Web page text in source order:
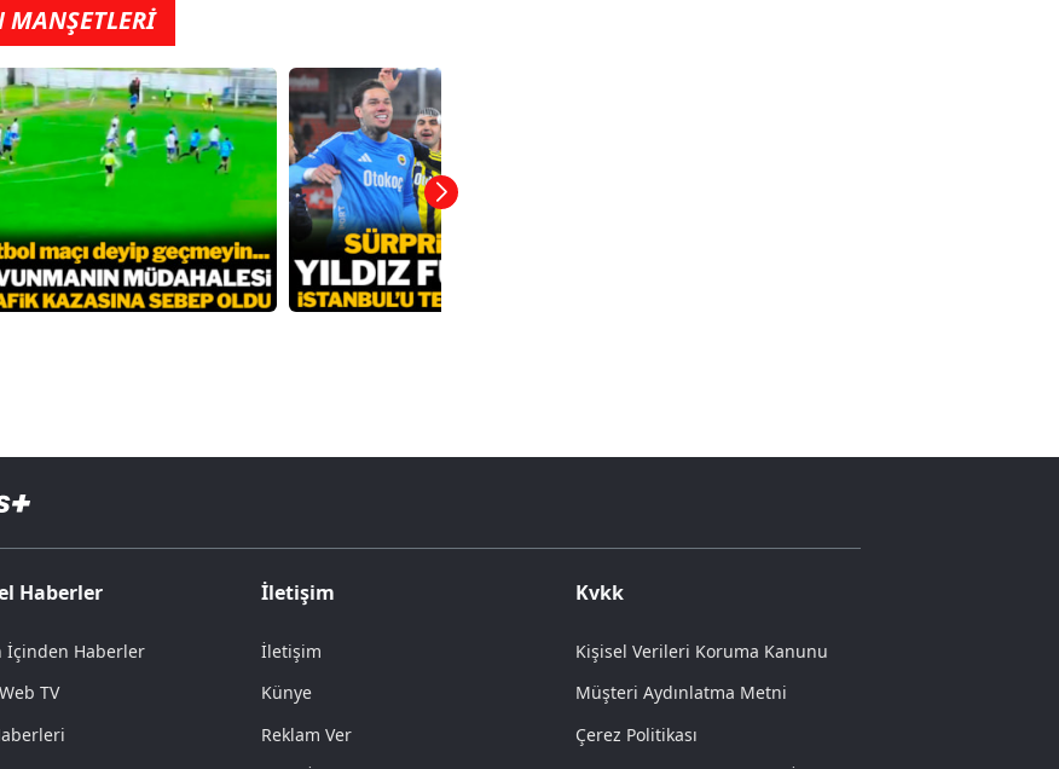
MANŞETLERİ
Haberler
İçinden Haberler
TV
İletişim
İletişim
Künye
Reklam Ver
Kvkk
Kişisel Verileri Koruma Kanunu
Müşteri Aydınlatma Metni
Çerez Politikası